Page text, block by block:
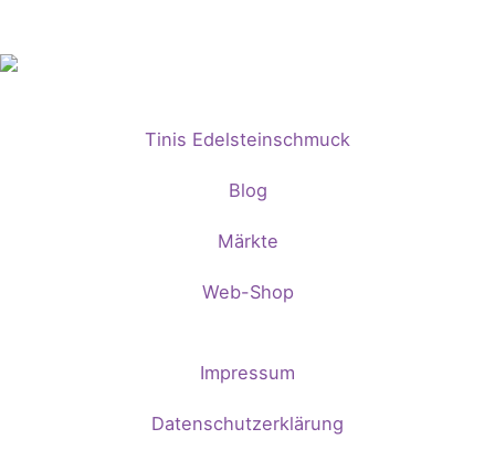
Tinis Edelsteinschmuck
Blog
Märkte
Web-Shop
Impressum
Datenschutzerklärung